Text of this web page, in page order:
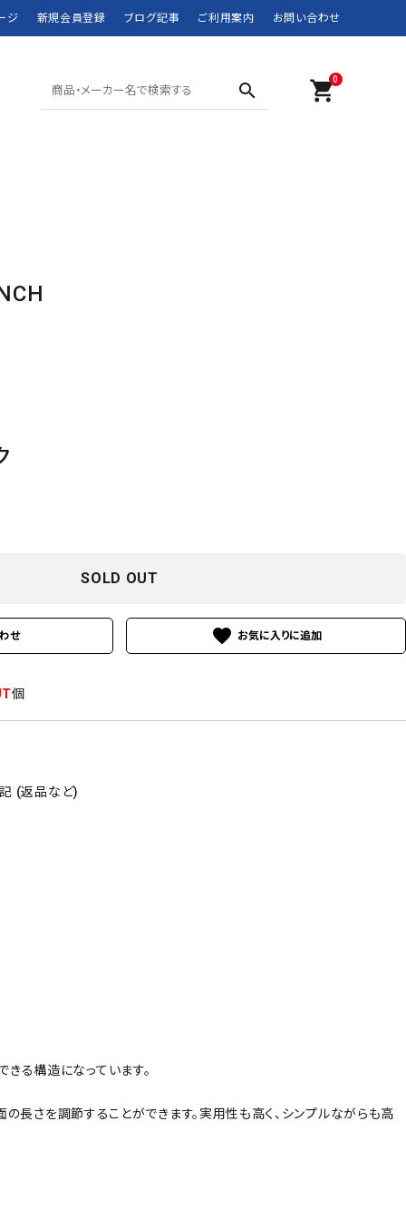
ジ 新規会員登録 ブログ記事 ご利用案内 お問い合わせ
search
0
shopping_cart
SOLD OUT
せ favorite
個
(返品など)
る構造になっています。
長さを調節することができます。実用性も高く、シンプルながらも高